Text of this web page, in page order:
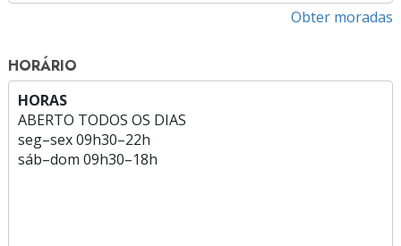
Obter moradas
HORÁRIO
HORAS
ABERTO TODOS OS DIAS
seg–sex09h30–22h
sáb–dom 09h30–18h